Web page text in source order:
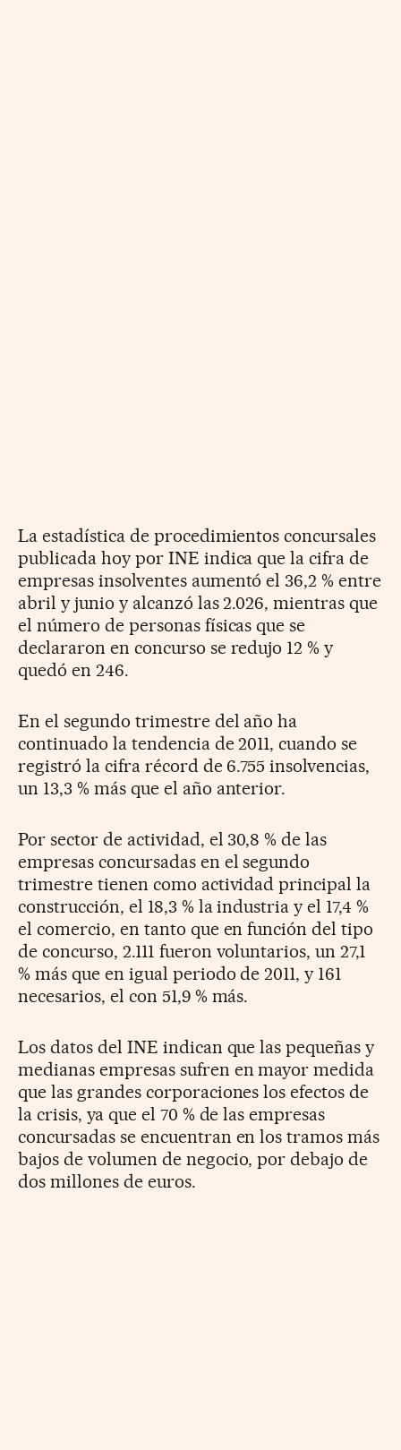
La estadística de procedimientos concursales
publicada hoy por INE indica que la cifra de
empresas insolventes aumentó el 36,2 % entre
abril y junio y alcanzó las 2.026, mientras que
el número de personas físicas que se
declararon en concurso se redujo 12 % y
quedó en 246.
En el segundo trimestre del año ha
continuado la tendencia de 2011, cuando se
registró la cifra récord de 6.755 insolvencias,
un 13,3 % más que el año anterior.
Por sector de actividad, el 30,8 % de las
empresas concursadas en el segundo
trimestre tienen como actividad principal la
construcción, el 18,3 % la industria y el 17,4 %
el comercio, en tanto que en función del tipo
de concurso, 2.111 fueron voluntarios, un 27,1
% más que en igual periodo de 2011, y 161
necesarios, el con 51,9 % más.
Los datos del INE indican que las pequeñas y
medianas empresas sufren en mayor medida
que las grandes corporaciones los efectos de
la crisis, ya que el 70 % de las empresas
concursadas se encuentran en los tramos más
bajos de volumen de negocio, por debajo de
dos millones de euros.